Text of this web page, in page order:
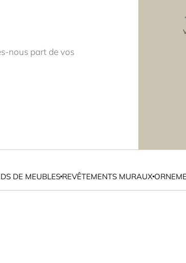
nous part de vos
DE MEUBLESREVÊTEMENTS MURAUX